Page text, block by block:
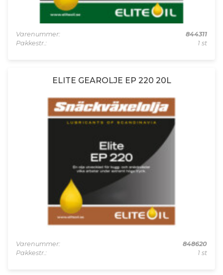
Varenummer:
844311
Pakkestr.:
1 st
ELITE GEAROLJE EP 220 20L
Varenummer:
848620
Pakkestr.:
1 st